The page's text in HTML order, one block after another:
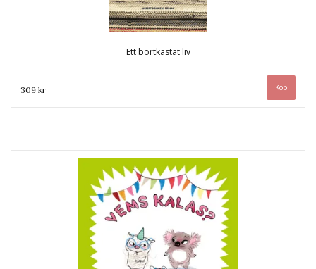
Ett bortkastat liv
309 kr